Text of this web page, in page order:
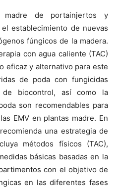
madre de portainjertos y
establecimiento de nuevas
fúngicos de la madera.
con agua caliente (TAC)
eficaz y alternativo para este
de poda con fungicidas
de biocontrol, así como la
son recomendables para
EMV en plantas madre. En
una estrategia de
métodos físicos (TAC),
básicas basadas en la
con el objetivo de
en las diferentes fases